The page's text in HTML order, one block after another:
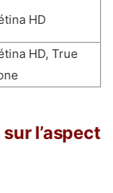
HD
HD, True
l’aspect